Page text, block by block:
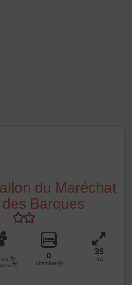
du Maréchat
Barques
pers. )
0
chambre
39
m2